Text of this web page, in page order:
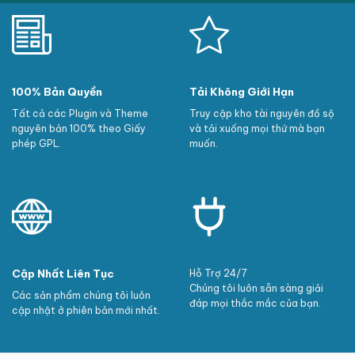
100% Bản Quyền
Tất cả các Plugin và Theme
nguyên bản 100% theo Giấy
phép GPL.
Tải Không Giới Hạn
Truy cập kho tài nguyên đồ sộ
và tải xuống mọi thứ mà bạn
muốn.
Cập Nhất Liên Tục
Các sản phẩm chúng tôi luôn
cập nhật ở phiên bản mới nhất.
Hỗ Trợ 24/7
Chúng tôi luôn sẵn sàng giải
đáp mọi thắc mắc của bạn.